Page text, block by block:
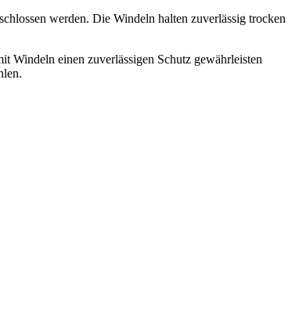
werden. Die Windeln halten zuverlässig trocken
einen zuverlässigen Schutz gewährleisten